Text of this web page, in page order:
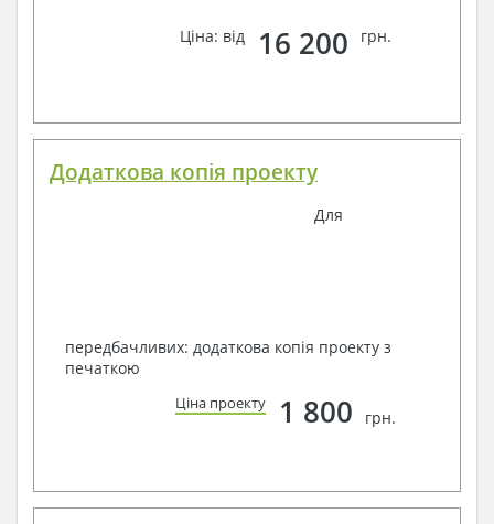
Ціна: від 16 200 грн.
Додаткова копія проекту
Для
передбачливих: додаткова копія проекту з
печаткою
Ціна проекту 1 800 грн.